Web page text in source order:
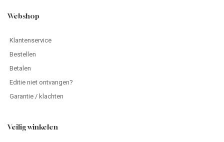
Webshop
Klantenservice
Bestellen
Betalen
Editie niet ontvangen?
Garantie / klachten
Veilig winkelen